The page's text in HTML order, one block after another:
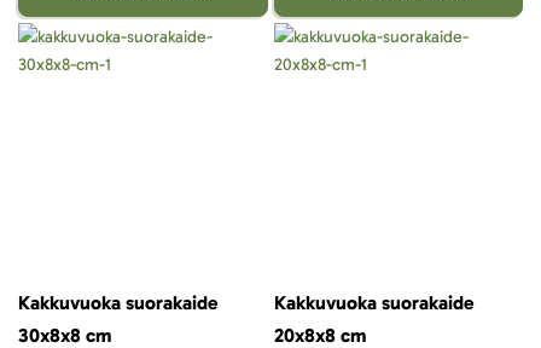
Kakkuvuoka suorakaide
30x8x8 cm
Kakkuvuoka suorakaide
20x8x8 cm